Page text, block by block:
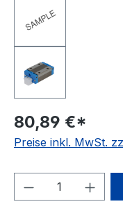
80,89 €*
Preise inkl. MwSt.
Produkt